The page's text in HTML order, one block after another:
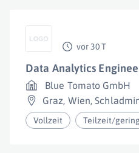
vor 30 T
Data Analytics
Blue Tomato GmbH
Graz, Wien,
Vollzeit Teilzeit/